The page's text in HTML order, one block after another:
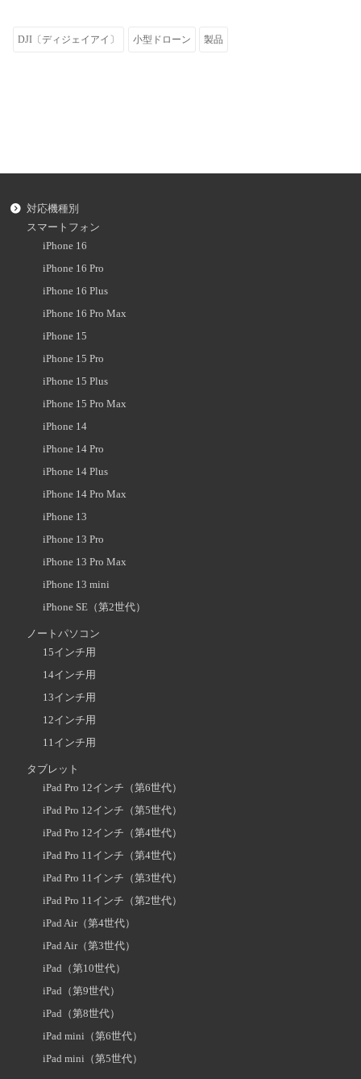
DJI〔ディジェイアイ〕 小型ドローン 製品
対応機種別
スマートフォン
iPhone 16
iPhone 16 Pro
iPhone 16 Plus
iPhone 16 Pro Max
iPhone 15
iPhone 15 Pro
iPhone 15 Plus
iPhone 15 Pro Max
iPhone 14
iPhone 14 Pro
iPhone 14 Plus
iPhone 14 Pro Max
iPhone 13
iPhone 13 Pro
iPhone 13 Pro Max
iPhone 13 mini
iPhone SE（第2世代）
ノートパソコン
15インチ用
14インチ用
13インチ用
12インチ用
11インチ用
タブレット
iPad Pro 12インチ（第6世代）
iPad Pro 12インチ（第5世代）
iPad Pro 12インチ（第4世代）
iPad Pro 11インチ（第4世代）
iPad Pro 11インチ（第3世代）
iPad Pro 11インチ（第2世代）
iPad Air（第4世代）
iPad Air（第3世代）
iPad（第10世代）
iPad（第9世代）
iPad（第8世代）
iPad mini（第6世代）
iPad mini（第5世代）